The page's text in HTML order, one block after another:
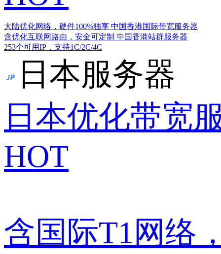
大陆优化网络，硬件100%独享 中国香港国际带宽服务器
含优化互联网路由，安全可定制 中国香港站群服务器
253个可用IP，支持1C/2C/4C
日本服务器
日本优化带宽
HOT
含国际T1网络